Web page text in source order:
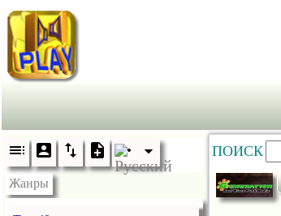
Жанры
ПОИСК